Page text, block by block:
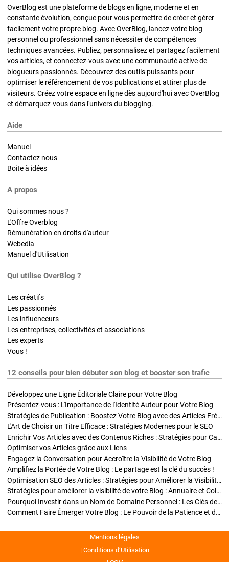
OverBlog est une plateforme de blogs en ligne, moderne et en
constante évolution, conçue pour vous permettre de créer et gérer
facilement votre propre blog. Avec OverBlog, lancez votre blog
personnel ou professionnel sans nécessiter de compétences
techniques avancées. Publiez, personnalisez et partagez facilement
vos articles, et connectez-vous avec une communauté active de
blogueurs passionnés. Découvrez des outils puissants pour
optimiser le référencement de vos publications et attirer plus de
visiteurs. Créez votre espace en ligne dès aujourd'hui avec OverBlog
et démarquez-vous dans l'univers du blogging.
Aide
Manuel
Contactez nous
Boite à idées
A propos
Qui sommes nous ?
L'Offre Overblog
Rémunération en droits d'auteur
Webedia
Manuel d'Utilisation
Qui utilise OverBlog ?
Les créatifs
Les passionnés
Les influenceurs
Les entreprises, collectivités et associations
Les experts
Vous !
12 conseils pour bien débuter son blog et booster son trafic
Développez une Ligne Éditoriale Claire pour Votre Blog
Présentez-vous : L'Importance de l'Identité Auteur pour Votre Blog
Stratégies de Publication : Boostez Votre Blog avec des Articles Fréquents et Exclusifs
L'Art de Choisir un Titre Efficace : Stratégies Modernes pour le SEO
Enrichir Vos Articles avec des Contenus Riches : Stratégies pour Captiver et Optimiser
Optimiser vos Articles grâce aux Liens
Engagez la Conversation pour Accroître la Visibilité de Votre Blog
Amplifiez la Portée de Votre Blog : Le partage est la clé du succès !
Optimisation SEO des Articles : Stratégies pour Améliorer la Visibilité de Votre Blog
Stratégies pour améliorer la visibilité de votre Blog : Annuaire et Collaborations
Pourquoi Investir dans un Nom de Domaine Personnel : Les Clés de la Réussite de Votre Blog
Comment Faire Émerger Votre Blog : Le Pouvoir de la Patience et de la Persévérance
Mentions légales
Conditions d’Utilisation